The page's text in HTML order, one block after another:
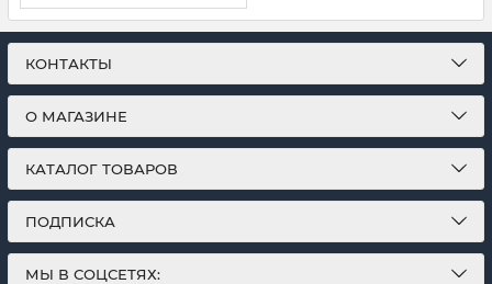
КОНТАКТЫ
О МАГАЗИНЕ
КАТАЛОГ ТОВАРОВ
ПОДПИСКА
МЫ В СОЦСЕТЯХ: